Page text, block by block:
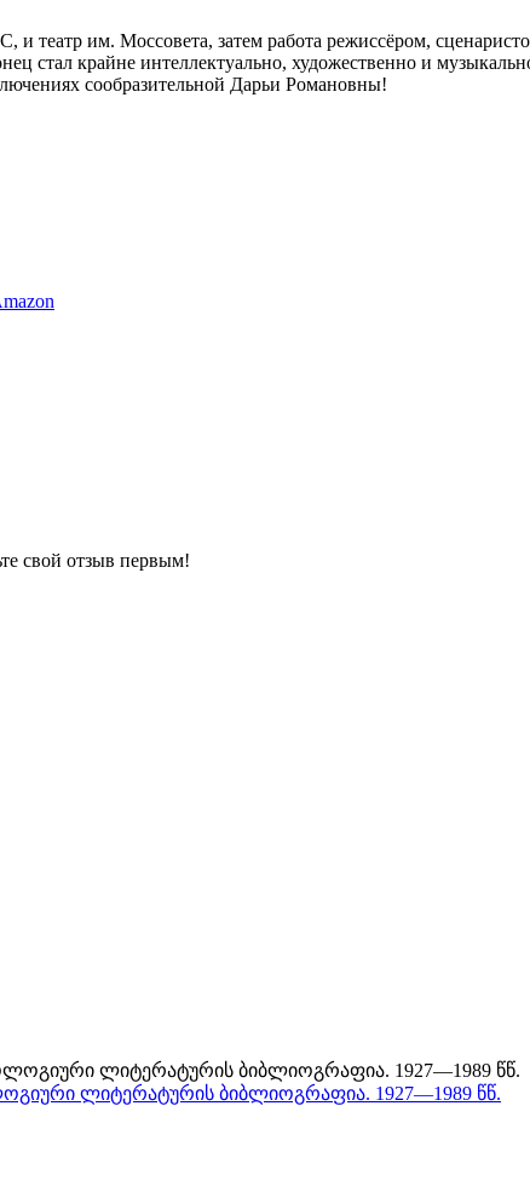
театр им. Моссовета, затем работа режиссёром,
стал крайне интеллектуально, художественно и
сообразительной Дарьи Романовны!
свой отзыв первым!
ლიტერატურის ბიბლიოგრაფია. 1927—1989 წწ.